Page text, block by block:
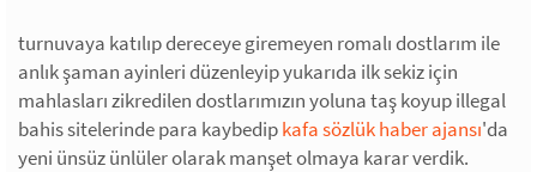
turnuvaya katılıp dereceye giremeyen romalı dostlarım ile
anlık şaman ayinleri düzenleyip yukarıda ilk sekiz için
mahlasları zikredilen dostlarımızın yoluna taş koyup illegal
bahis sitelerinde para kaybedipkafa sözlük haber ajansı'da
yeni ünsüz ünlüler olarak manşet olmaya karar verdik.